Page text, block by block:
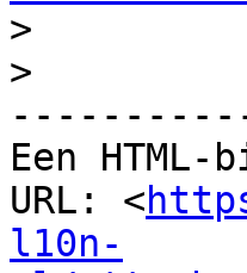
>
>
Een
URL: <
l10n-